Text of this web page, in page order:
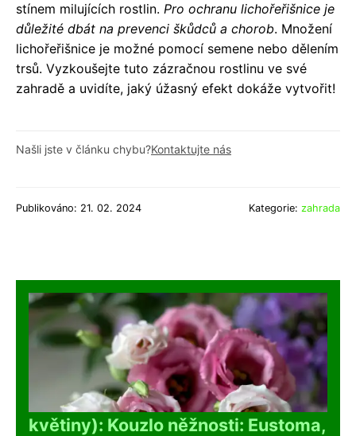
stínem milujících rostlin. Pro ochranu lichořeřišnice je
důležité dbát na prevenci škůdců a chorob. Množení
lichořeřišnice je možné pomocí semene nebo dělením
trsů. Vyzkoušejte tuto zázračnou rostlinu ve své
zahradě a uvidíte, jaký úžasný efekt dokáže vytvořit!
Našli jste v článku chybu?Kontaktujte nás
Publikováno: 21. 02. 2024 Kategorie: zahrada
květiny): Kouzlo něžnosti: Eustoma,